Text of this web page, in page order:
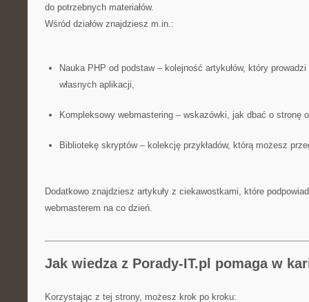
do potrzebnych materiałów.
Wśród działów znajdziesz m.in.:
Nauka PHP od podstaw – kolejność artykułów, który
własnych aplikacji,
Kompleksowy webmastering – wskazówki, jak dbać o stronę
Bibliotekę skryptów – kolekcję przykładów, którą możesz
Dodatkowo znajdziesz artykuły z ciekawostkami, które
webmasterem na co dzień.
Jak wiedza z Porady-IT.pl pomaga w
Korzystając z tej strony, możesz krok po kroku: